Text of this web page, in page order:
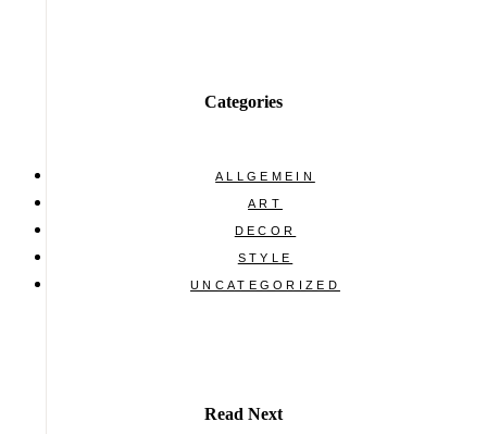
Categories
ALLGEMEIN
ART
DECOR
STYLE
UNCATEGORIZED
Read Next